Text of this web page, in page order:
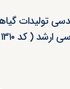
تولیدات
ارشد ( کد ۱۳۱۰ )